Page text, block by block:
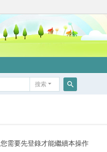
搜索
您需要先登錄才能繼續本操作